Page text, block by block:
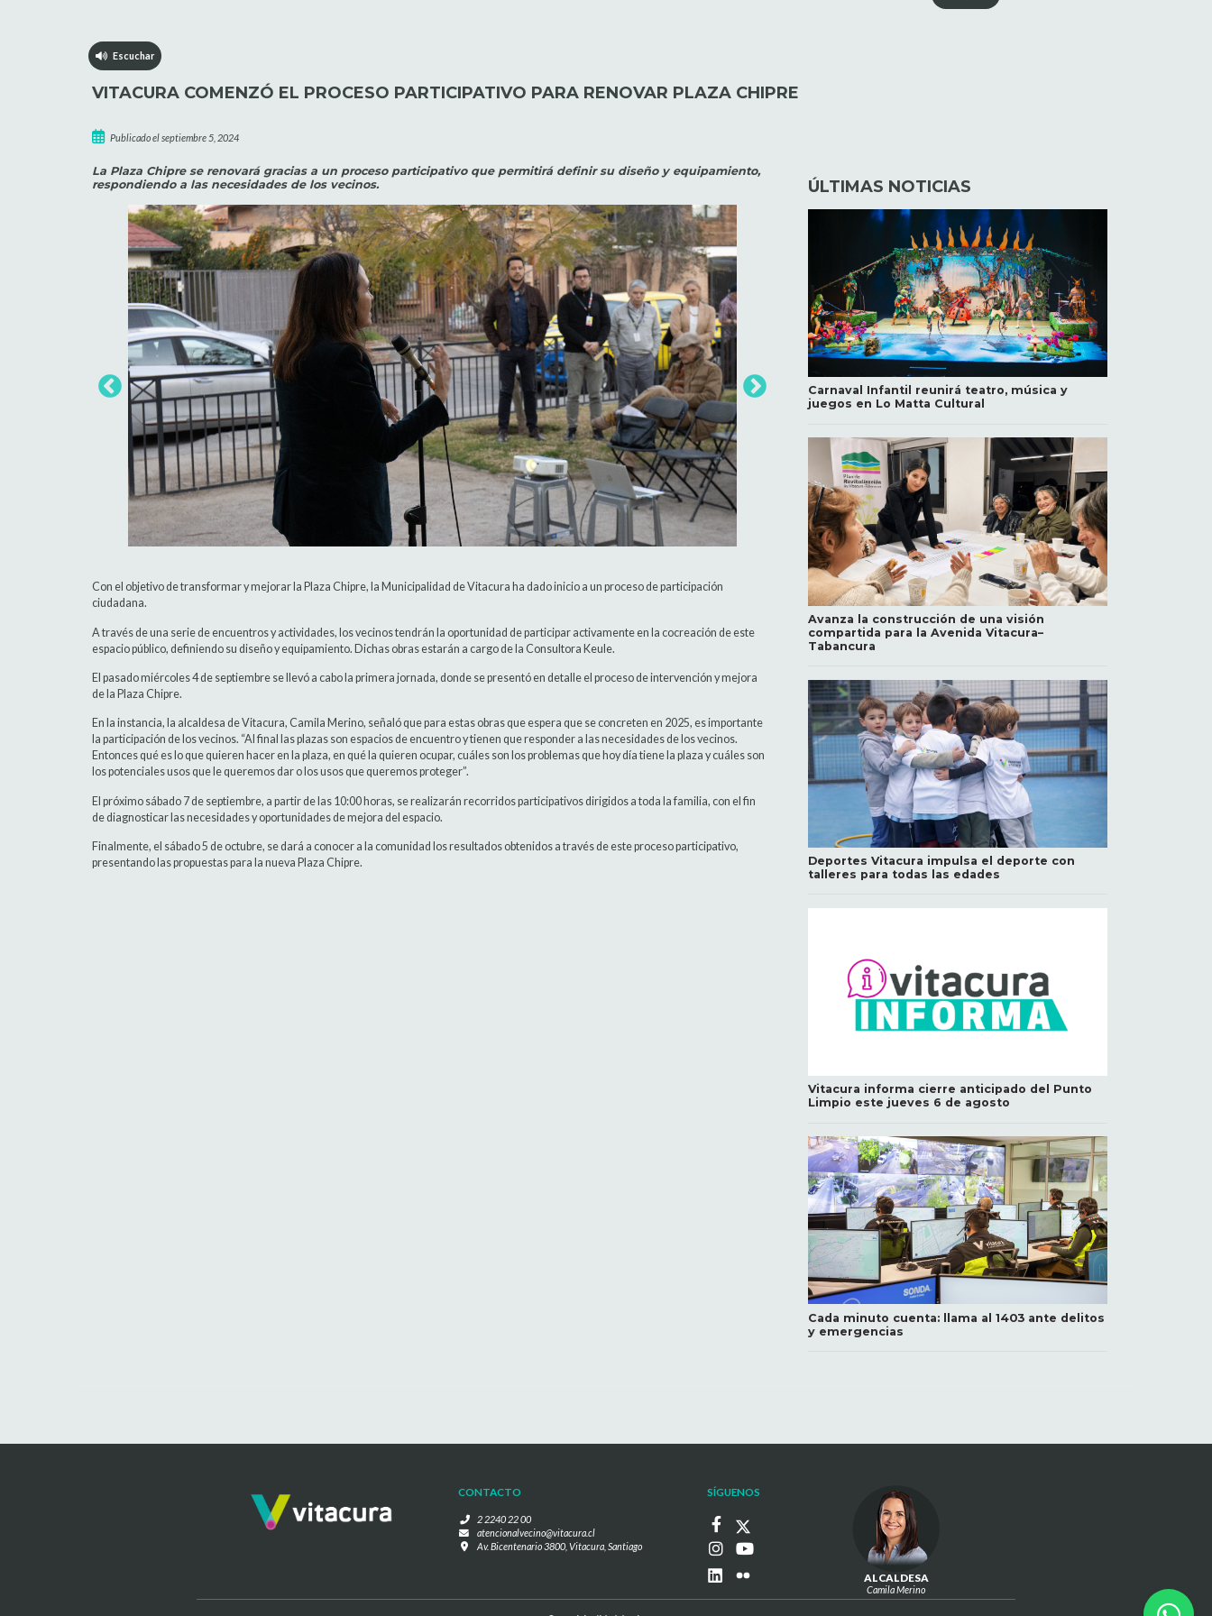
Escuchar
VITACURA COMENZÓ EL PROCESO PARTICIPATIVO PARA RENOVAR PLAZA CHIPRE
Publicado el septiembre 5, 2024
La Plaza Chipre se renovará gracias a un proceso participativo que permitirá definir su diseño y equipamiento,
respondiendo a las necesidades de los vecinos.
Con el objetivo de transformar y mejorar la Plaza Chipre, la Municipalidad de Vitacura ha dado inicio a un proceso de participación
ciudadana.
A través de una serie de encuentros y actividades, los vecinos tendrán la oportunidad de participar activamente en la cocreación de este
espacio público, definiendo su diseño y equipamiento. Dichas obras estarán a cargo de la Consultora Keule.
El pasado miércoles 4 de septiembre se llevó a cabo la primera jornada, donde se presentó en detalle el proceso de intervención y mejora
de la Plaza Chipre.
En la instancia, la alcaldesa de Vitacura, Camila Merino, señaló que para estas obras que espera que se concreten en 2025, es importante
la participación de los vecinos. “Al final las plazas son espacios de encuentro y tienen que responder a las necesidades de los vecinos.
Entonces qué es lo que quieren hacer en la plaza, en qué la quieren ocupar, cuáles son los problemas que hoy día tiene la plaza y cuáles son
los potenciales usos que le queremos dar o los usos que queremos proteger”.
El próximo sábado 7 de septiembre, a partir de las 10:00 horas, se realizarán recorridos participativos dirigidos a toda la familia, con el fin
de diagnosticar las necesidades y oportunidades de mejora del espacio.
Finalmente, el sábado 5 de octubre, se dará a conocer a la comunidad los resultados obtenidos a través de este proceso participativo,
presentando las propuestas para la nueva Plaza Chipre.
ÚLTIMAS NOTICIAS
Carnaval Infantil reunirá teatro, música y
juegos en Lo Matta Cultural
Avanza la construcción de una visión
compartida para la Avenida Vitacura–
Tabancura
Deportes Vitacura impulsa el deporte con
talleres para todas las edades
Vitacura informa cierre anticipado del Punto
Limpio este jueves 6 de agosto
Cada minuto cuenta: llama al 1403 ante delitos
y emergencias
CONTACTO
2 2240 22 00
atencionalvecino@vitacura.cl
Av. Bicentenario 3800, Vitacura, Santiago
SÍGUENOS
ALCALDESA
Camila Merino